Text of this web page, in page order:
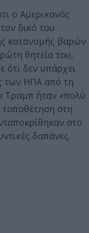
ο Αμερικανός
δικό του
κατανομής βαρών
θητεία του,
ότι δεν υπάρχει
των ΗΠΑ από τη
Τραμπ ήταν «πολύ
τοποθέτηση στη
στο
δαπάνες.